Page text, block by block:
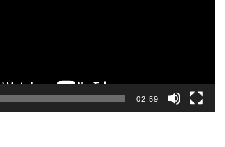
02:59